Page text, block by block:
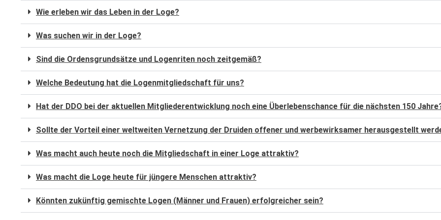
Loge Peredur, Kassel
Wie erleben wir das Leben in der Loge?
Was suchen wir in der Loge?
Sind die Ordensgrundsätze und Logenriten noch zeitgemäß?
Welche Bedeutung hat die Logenmitgliedschaft für uns?
Hat der DDO bei der aktuellen Mitgliederentwicklung noch eine Überlebenschance für die nächsten 150
Sollte der Vorteil einer weltweiten Vernetzung der Druiden offener und werbewirksamer herausgestellt
Was macht auch heute noch die Mitgliedschaft in einer Loge attraktiv?
Was macht die Loge heute für jüngere Menschen attraktiv?
Könnten zukünftig gemischte Logen (Männer und Frauen) erfolgreicher sein?